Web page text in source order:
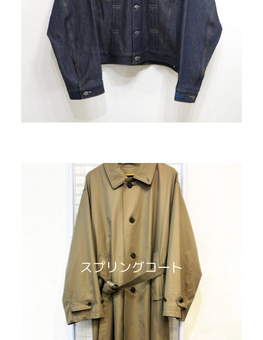
スプリングコート